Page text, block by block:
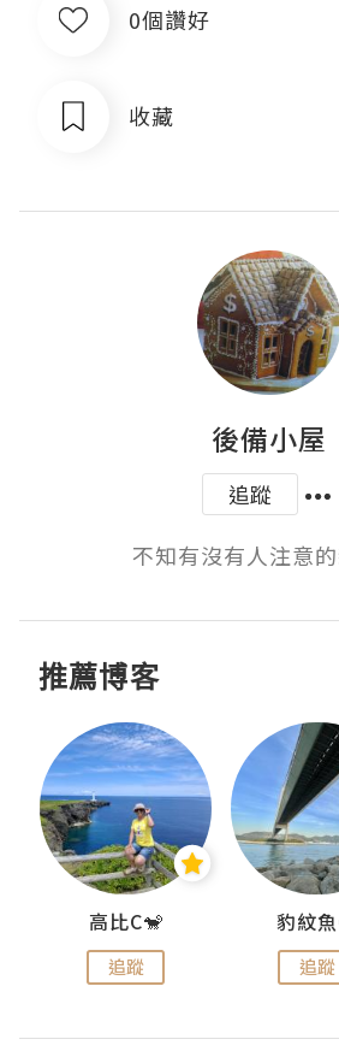
0個讚好
收藏
後備小屋
追蹤
不知有沒有人注意
推薦博客
高比C🐒
追蹤
豹紋
追蹤